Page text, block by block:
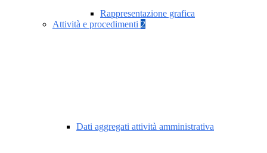
Rappresentazione grafica
Attività e procedimenti 2
Dati aggregati attività amministrativa